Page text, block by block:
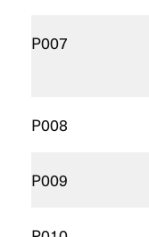
P007
P008
P009